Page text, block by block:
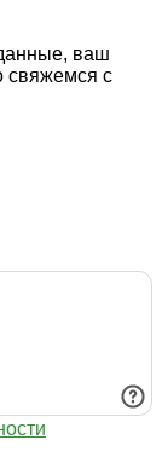
ваш
свяжемся с